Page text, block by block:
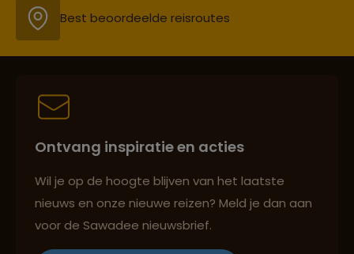
Best beoordeelde reisroutes
Reizen met oog voor mens, cultuur en milieu
Persoonlijk en deskundig reisadvies
Ontvang inspiratie en acties
Wil je op de hoogte blijven van het laatste
nieuws en onze nieuwe reizen? Meld je dan aan
voor de Sawadee nieuwsbrief.